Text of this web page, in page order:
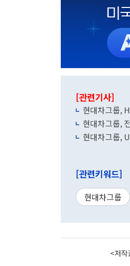
[관련기사]
현대차그룹,
현대차그룹,
현대차그룹,
[관련키워드]
현대차그룹
<저작